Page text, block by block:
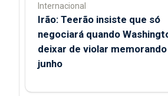
Internacional
Irão: Teerão insiste que só
negociará quando
deixar de violar
junho